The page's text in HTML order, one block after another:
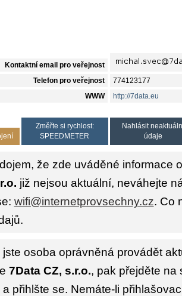
Kontaktní email pro veřejnost
Telefon pro veřejnost 774123177
WWW http://7data.eu
Změřte si rychlost:
SPEEDMETER
Nahlásit
údaje
že zde uváděné informace
již nejsou aktuální, neváhejte
wifi@internetprovsechny.cz. Co
osoba oprávněná provádět
7Data CZ, s.r.o., pak přejděte na
a přihlšte se. Nemáte-li